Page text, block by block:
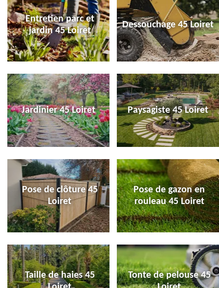
Entretien parc et
jardin 45 Loiret
Dessouchage 45 Loiret
Jardinier 45 Loiret Paysagiste 45 Loiret
Pose de clôture 45
Loiret
Pose de gazon en
rouleau 45 Loiret
Taille de haies 45
Tonte de pelouse 45